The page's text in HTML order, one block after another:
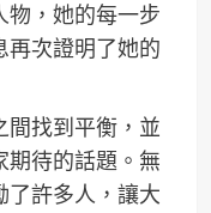
物，她的每一步
再次證明了她的
間找到平衡，並
期待的話題。無
了許多人，讓大